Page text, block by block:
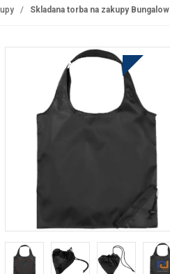
Skladana torba na zakupy Bungalow
TO JEST MEGA HOT DEAL